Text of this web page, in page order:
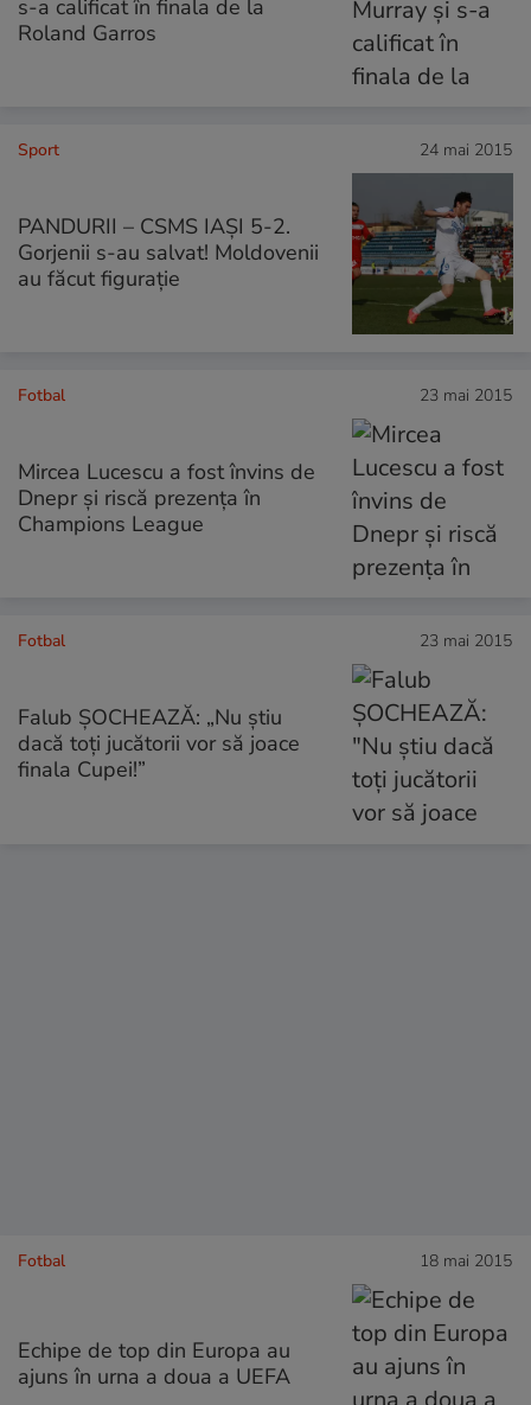
s-a calificat în finala de la
Roland Garros
Sport 24 mai 2015
PANDURII – CSMS IAŞI 5-2.
Gorjenii s-au salvat! Moldovenii
au făcut figuraţie
Fotbal 23 mai 2015
Mircea Lucescu a fost învins de
Dnepr și riscă prezența în
Champions League
Fotbal 23 mai 2015
Falub ŞOCHEAZĂ: „Nu ştiu
dacă toţi jucătorii vor să joace
finala Cupei!”
Fotbal 18 mai 2015
Echipe de top din Europa au
ajuns în urna a doua a UEFA